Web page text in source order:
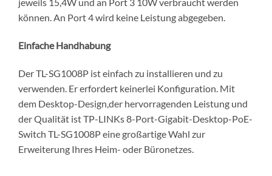
können. An Port 4 wird keine Leistung abgegeben.
Einfache Handhabung
Der TL-SG1008P ist einfach zu installieren und zu
verwenden. Er erfordert keinerlei Konfiguration. Mit
dem Desktop-Design,der hervorragenden Leistung und
der Qualität ist TP-LINKs 8-Port-Gigabit-Desktop-PoE-
Switch TL-SG1008P eine großartige Wahl zur
Erweiterung Ihres Heim- oder Büronetzes.